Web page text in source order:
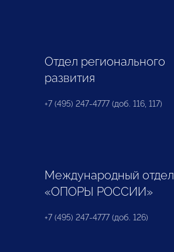
Отдел регионального
развития
+7 (495) 247-4777 (доб. 116, 117)
Международный отдел
«ОПОРЫ РОССИИ»
+7 (495) 247-4777 (доб. 126)